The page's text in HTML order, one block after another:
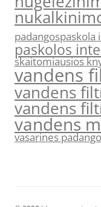
padangospaskola
paskolos
skaitomiausios
vandens
vandens
vandens
vandens
vasarines